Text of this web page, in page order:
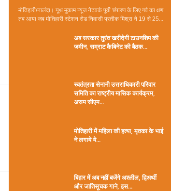
मोतिहारी/नालंदा। यूथ मुकाम न्यूज नेटवर्क पूर्वी चंपारण के लिए गर्व का क्षण
तब आया जब मोतिहारी स्टेशन रोड निवासी प्रतीक मिश्रा ने 19 से 25...
अब सरकार तुरंत खरीदेगी टाउनशिप की
जमीन, सम्राट कैबिनेट की बैठक...
स्वतंत्रता सेनानी उत्तराधिकारी परिवार
समिति का राष्ट्रीय मासिक कार्यक्रम,
असम सीएम...
मोतिहारी में महिला की हत्या, मृतका के भाई
ने लगाये ये...
बिहार में अब नहीं बजेंगे अश्लील, द्विअर्थी
और जातिसूचक गाने, इस...